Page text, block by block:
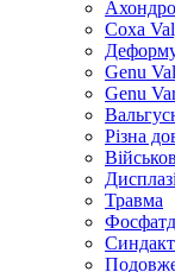
Coxa
Genu
Genu
Різна
Травма